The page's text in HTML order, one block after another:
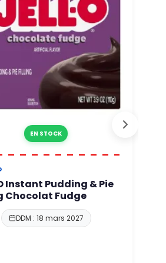
EN STOCK
Instant Pudding & Pie
Chocolat Fudge
DDM : 18 mars 2027